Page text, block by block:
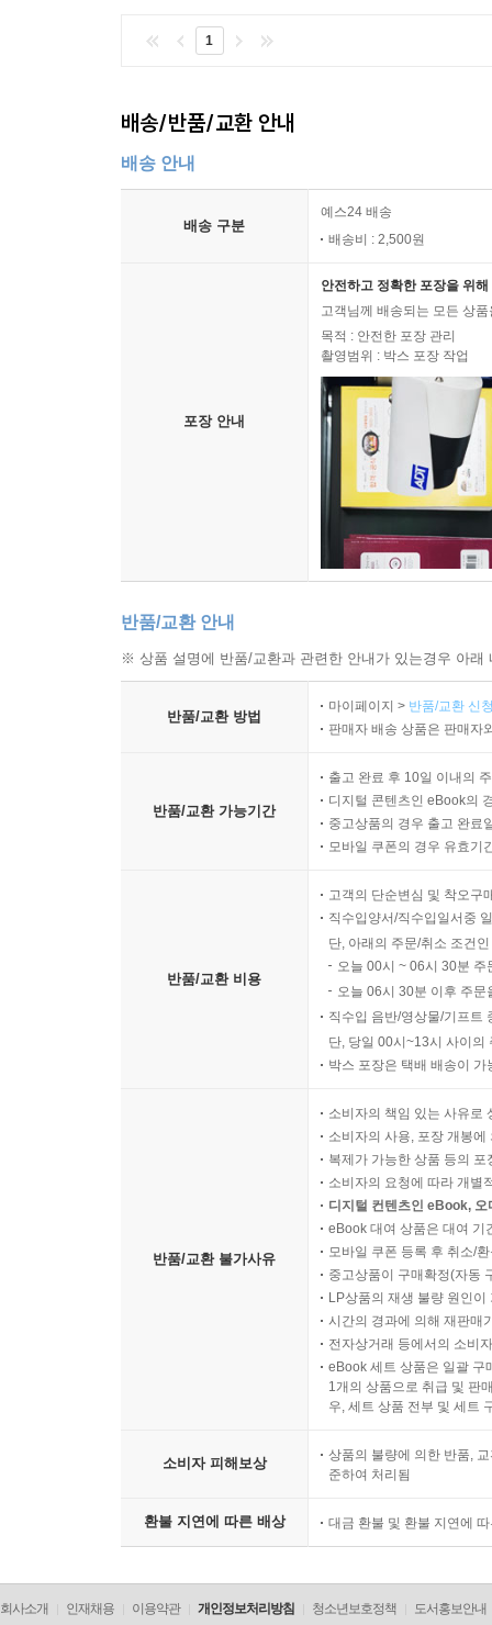
1
배송/반품/교환 안내
배송 안내
배송 구분
예스24 배송
배송비 : 2,500원
포장 안내
안전하고 정확한 포장을 위
고객님께 배송되는 모든 상
목적 : 안전한 포장 관리
촬영범위 : 박스 포장 작업
반품/교환 안내
※ 상품 설명에 반품/교환과 관련한 안내가 있는경우 아
반품/교환 방법
마이페이지 > 반품/교환 신
판매자 배송 상품은 판매자
반품/교환 가능기간
출고 완료 후 10일 이내의
디지털 콘텐츠인 eBook의
중고상품의 경우 출고 완료
모바일 쿠폰의 경우 유효기
반품/교환 비용
고객의 단순변심 및 착오구
직수입양서/직수입일서중
단, 아래의 주문/취소 조건
오늘 00시 ~ 06시 30분
오늘 06시 30분 이후 주
직수입 음반/영상물/기프트
단, 당일 00시~13시 사이의
박스 포장은 택배 배송이
반품/교환 불가사유
소비자의 책임 있는 사유로
소비자의 사용, 포장 개봉
복제가 가능한 상품 등의
소비자의 요청에 따라 개별
디지털 컨텐츠인 eBook,
eBook 대여 상품은 대여 기
모바일 쿠폰 등록 후 취소/
중고상품이 구매확정(자동
LP상품의 재생 불량 원인
시간의 경과에 의해 재판매
전자상거래 등에서의 소비
eBook 세트 상품은 일괄 구
1개의 상품으로 취급 및 판
우, 세트 상품 전부 및 세트
소비자 피해보상
상품의 불량에 의한 반품,
준하여 처리됨
환불 지연에 따른 배상 대금 환불 및 환불 지연에
회사소개 인재채용 이용약관 개인정보처리방침 청소년보호정책 도서홍보안내